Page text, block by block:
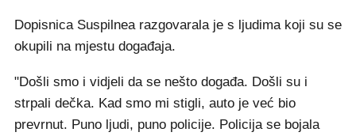
Dopisnica Suspilnea razgovarala je s ljudima koji su se
okupili na mjestu događaja.
"Došli smo i vidjeli da se nešto događa. Došli su i
strpali dečka. Kad smo mi stigli, auto je već bio
prevrnut. Puno ljudi, puno policije. Policija se bojala